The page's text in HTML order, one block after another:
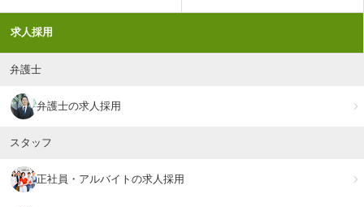
求人採用
弁護士
弁護士の求人採用
スタッフ
正社員・アルバイトの求人採用